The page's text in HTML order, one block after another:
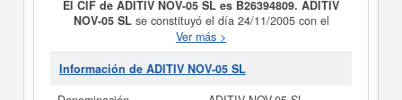
El CIF de ADITIV NOV-05 SL es B26394809. ADITIV
NOV-05 SLse constituyó el día 24/11/2005 con el
objetivo de A) LA ELABORACION DE PRODUCTOS
QUIMICOS, AGROQUIMICOS, INSECTICIDAS,
FITOSANITARIOS, DETERGENCIAS SINTETICAS Y
PINTURAS, PRODUCTOS PARA LA INDUSTRIA DE
Ver más >
Información de ADITIV NOV-05 SL